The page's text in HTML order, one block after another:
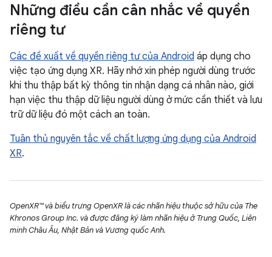
Những điều cần cân nhắc về quyền
riêng tư
Các đề xuất về quyền riêng tư của Android áp dụng cho
việc tạo ứng dụng XR. Hãy nhớ xin phép người dùng trước
khi thu thập bất kỳ thông tin nhận dạng cá nhân nào, giới
hạn việc thu thập dữ liệu người dùng ở mức cần thiết và lưu
trữ dữ liệu đó một cách an toàn.
Tuân thủ nguyên tắc về chất lượng ứng dụng của Android
XR.
OpenXR™ và biểu trưng OpenXR là các nhãn hiệu thuộc sở hữu của The
Khronos Group Inc. và được đăng ký làm nhãn hiệu ở Trung Quốc, Liên
minh Châu Âu, Nhật Bản và Vương quốc Anh.